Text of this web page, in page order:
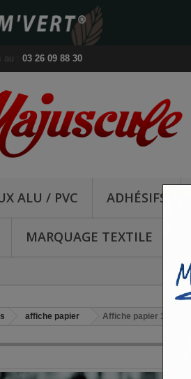
au : 03 26 09 88 30
ALU / PVC ADHÉSIFS
MARQUAGE TEXTILE
affiche papier Affiche papier 135 gr